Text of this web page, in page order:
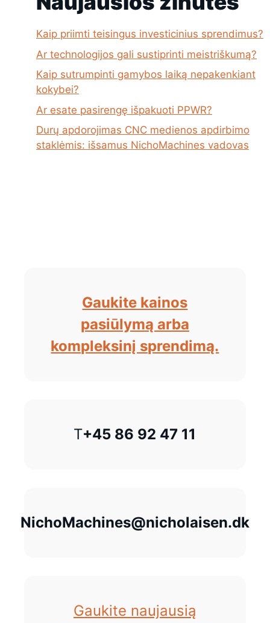
Kaip priimti teisingus investicinius sprendimus?
Ar technologijos gali sustiprinti meistriškumą?
Kaip sutrumpinti gamybos laiką nepakenkiant
kokybei?
Ar esate pasirengę išpakuoti PPWR?
Durų apdorojimas CNC medienos apdirbimo
staklėmis: išsamus NichoMachines vadovas
Gaukite kainos
pasiūlymą arba
kompleksinį sprendimą.
T+45 86 92 47 11
NichoMachines@nicholaisen.dk
Gaukite naujausią